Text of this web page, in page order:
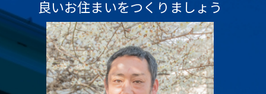
良いお住まいをつくりましょう